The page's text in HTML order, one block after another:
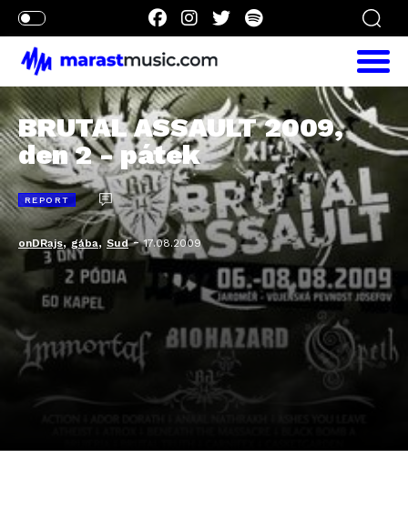
BRUTAL ASSAULT 2009,
den 2 - pátek
REPORT
onDRajs,gába, Sud-17.08.2009